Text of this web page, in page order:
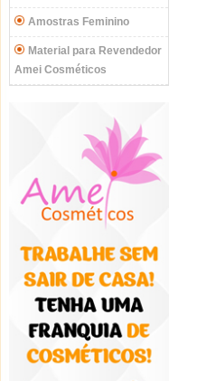
Amostras Feminino
Material para Revendedor
Amei Cosméticos